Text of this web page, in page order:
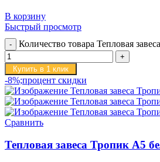
В корзину
Быстрый просмотр
Количество товара Тепловая
Купить в 1 клик
-8%;процент скидки
Сравнить
Тепловая завеса Тропик А5